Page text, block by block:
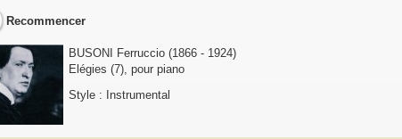
Recommencer
BUSONI Ferruccio(1866 - 1924)
Elégies (7), pour piano
Style : Instrumental